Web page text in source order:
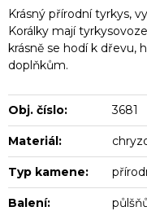
Krásný přírodní tyrkys,
Korálky mají
krásně se hodí k dřevu,
doplňkům.
Obj. číslo: 3681
Materiál:
Typ kamene:
Balení: